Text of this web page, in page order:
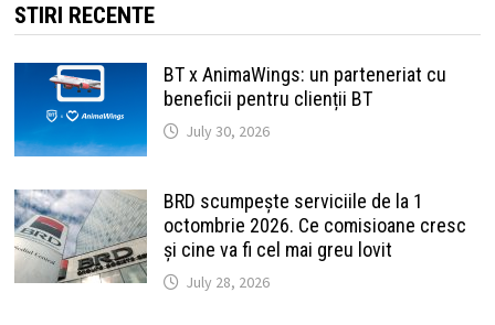
STIRI RECENTE
BT x AnimaWings: un parteneriat cu
beneficii pentru clienții BT
July 30, 2026
BRD scumpește serviciile de la 1
octombrie 2026. Ce comisioane cresc
și cine va fi cel mai greu lovit
July 28, 2026